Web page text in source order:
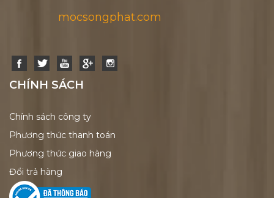
mocsongphat.com
CHÍNH SÁCH
Chính sách công ty
Phương thức thanh toán
Phương thức giao hàng
Đổi trả hàng